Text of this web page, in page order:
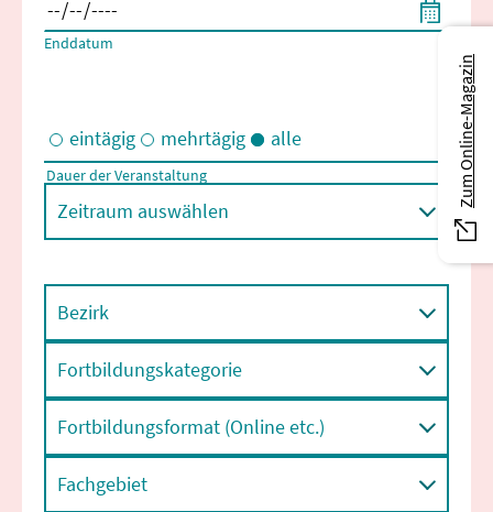
Enddatum
Eintägige und/oder mehrtägige Veranstaltungen
eintägig mehrtägig alle
Dauer der Veranstaltung
Zeitraum auswählen
Bezirk
Fortbildungskategorie
Fortbildungsformat (Online etc.)
Fachgebiet
Zum Online-Magazin